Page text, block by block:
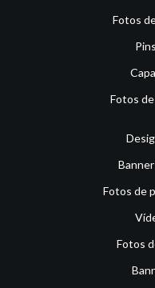
Fotos
Fotos
Fotos de
Fotos